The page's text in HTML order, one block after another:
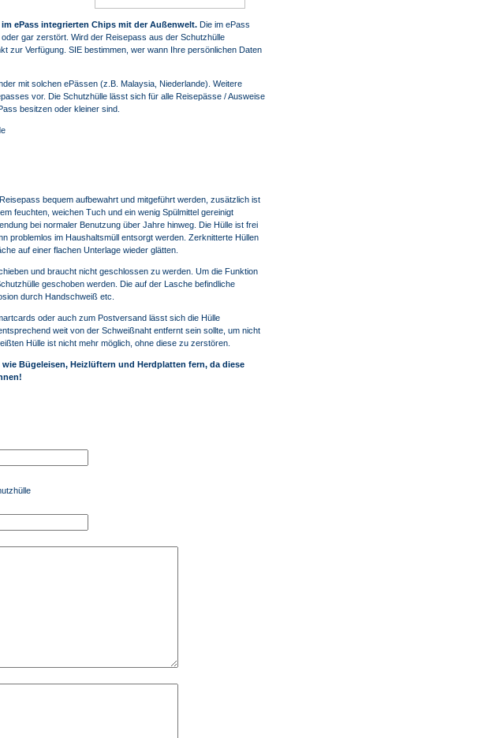
ePass integrierten Chips mit der Außenwelt.Die im ePass
gar zerstört. Wird der Reisepass aus der Schutzhülle
zur Verfügung. SIE bestimmen, wer wann Ihre persönlichen Daten
mit solchen ePässen (z.B. Malaysia, Niederlande). Weitere
vor. Die Schutzhülle lässt sich für alle Reisepässe / Ausweise
besitzen oder kleiner sind.
bequem aufbewahrt und mitgeführt werden, zusätzlich ist
feuchten, weichen Tuch und ein wenig Spülmittel gereinigt
bei normaler Benutzung über Jahre hinweg. Die Hülle ist frei
problemlos im Haushaltsmüll entsorgt werden. Zerknitterte Hüllen
auf einer flachen Unterlage wieder glätten.
und braucht nicht geschlossen zu werden. Um die Funktion
geschoben werden. Die auf der Lasche befindliche
durch Handschweiß etc.
oder auch zum Postversand lässt sich die Hülle
weit von der Schweißnaht entfernt sein sollte, um nicht
Hülle ist nicht mehr möglich, ohne diese zu zerstören.
Bügeleisen, Heizlüftern und Herdplatten fern, da diese